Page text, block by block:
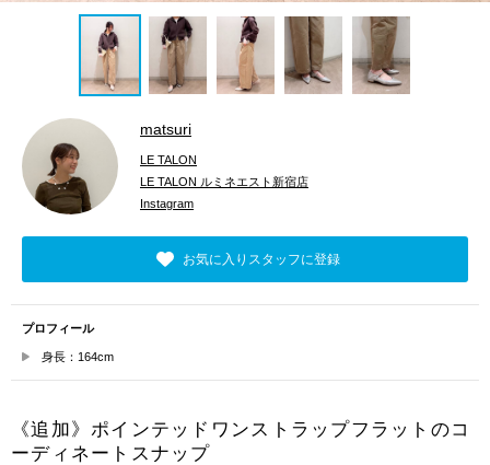
matsuri
LE TALON
LE TALON ルミネエスト新宿店
Instagram
お気に入りスタッフに登録
プロフィール
身長：164cm
《追加》ポインテッドワンストラップフラットのコ
ーディネートスナップ